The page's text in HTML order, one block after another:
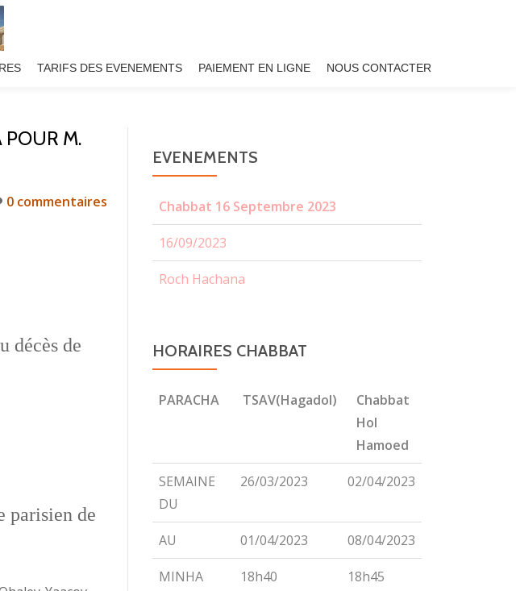
TARIFS DES EVENEMENTS PAIEMENT EN LIGNE NOUS CONTACTER
POUR M.
0 commentaires
décès de
parisien de
EVENEMENTS
Chabbat 16 Septembre 2023
16/09/2023
Roch Hachana
HORAIRES CHABBAT
PARACHA TSAV(Hagadol)
Chabbat
Hol
Hamoed
PARACHA TSAV(Hagadol)
Chabbat
Hamoed
SEMAINE
DU
26/03/2023 02/04/2023
AU 01/04/2023 08/04/2023
MINHA
18h40 18h45